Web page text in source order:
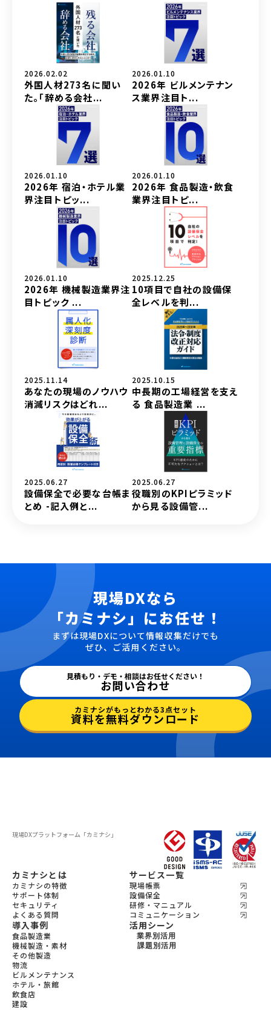
2026.02.02
外国人材273名に聞い
た。「辞める会社...
2026.01.10
2026年 ビルメンテナン
ス業界注目ト...
2026.01.10
2026年 宿泊・ホテル業
界注目トピッ...
2026.01.10
2026年 食品製造・飲食
業界注目トピ...
2026.01.10
2026年 機械製造業界注
目トピック ...
2025.12.25
10項目で自社の設備保
全レベルを判...
2025.11.14
あなたの現場のノウハウ
消滅リスクはどれ...
2025.10.15
中長期の工場経営を支え
る 食品製造業 ...
2025.06.27
設備保全で必要な台帳ま
とめ -記入例と...
2025.06.27
役職別のKPIピラミッド
から見る設備管...
現場DXなら
「カミナシ」にお任せ！
まずは現場DXについて情報収集だけでも
ぜひ、ご活用ください。
見積もり・デモ・相談はお任せください！
お問い合わせ
カミナシがもっとわかる3点セット
資料を無料ダウンロード
現場DXプラットフォーム 「カミナシ」
カミナシとは
カミナシの特徴
サポート体制
セキュリティ
よくある質問
サービス一覧
現場帳票
設備保全
研修・マニュアル
コミュニケーション
導入事例
食品製造業
機械製造・素材
その他製造
物流
ビルメンテナンス
ホテル・旅館
飲食店
建設
活用シーン
業界別活用
機会製造・素材
課題別活用